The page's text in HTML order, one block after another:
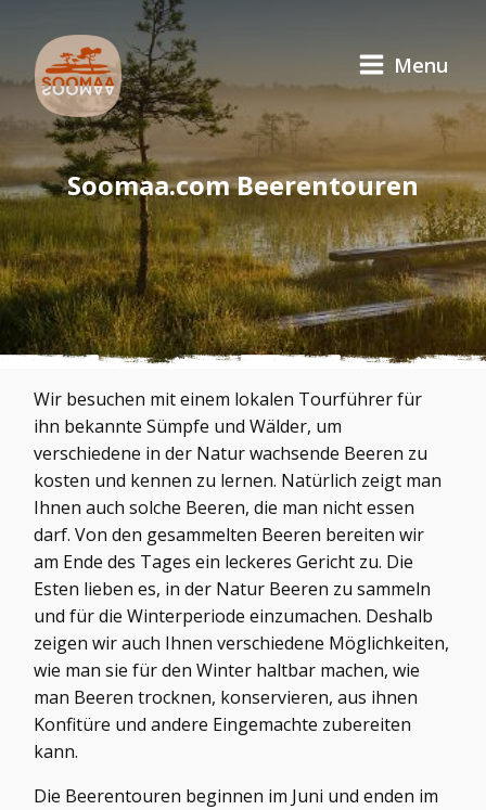
Menu
Soomaa.com Beerentouren
Wir besuchen mit einem lokalen Tourführer für
ihn bekannte Sümpfe und Wälder, um
verschiedene in der Natur wachsende Beeren zu
kosten und kennen zu lernen. Natürlich zeigt man
Ihnen auch solche Beeren, die man nicht essen
darf. Von den gesammelten Beeren bereiten wir
am Ende des Tages ein leckeres Gericht zu. Die
Esten lieben es, in der Natur Beeren zu sammeln
und für die Winterperiode einzumachen. Deshalb
zeigen wir auch Ihnen verschiedene Möglichkeiten,
wie man sie für den Winter haltbar machen, wie
man Beeren trocknen, konservieren, aus ihnen
Konfitüre und andere Eingemachte zubereiten
kann.
Die Beerentouren beginnen im Juni und enden im